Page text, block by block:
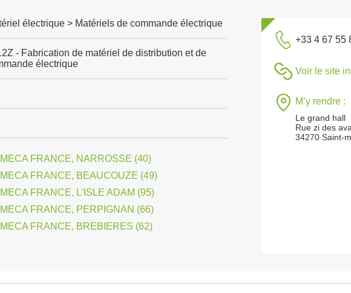
électrique > Matériels de commande électrique
- Fabrication de matériel de distribution et de
électrique
FRANCE, NARROSSE (40)
FRANCE, BEAUCOUZE (49)
FRANCE, L'ISLE ADAM (95)
FRANCE, PERPIGNAN (66)
FRANCE, BREBIERES (62)
+33 4 67 55
Voir le site
M’y rendre :
Le grand hall
Rue zi des
34270 Saint-